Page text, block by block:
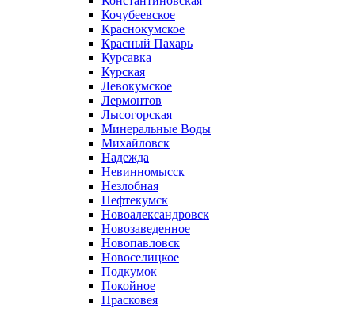
Кочубеевское
Краснокумское
Красный Пахарь
Курсавка
Курская
Левокумское
Лермонтов
Лысогорская
Минеральные Воды
Михайловск
Надежда
Невинномысск
Незлобная
Нефтекумск
Новоалександровск
Новозаведенное
Новопавловск
Новоселицкое
Подкумок
Покойное
Прасковея